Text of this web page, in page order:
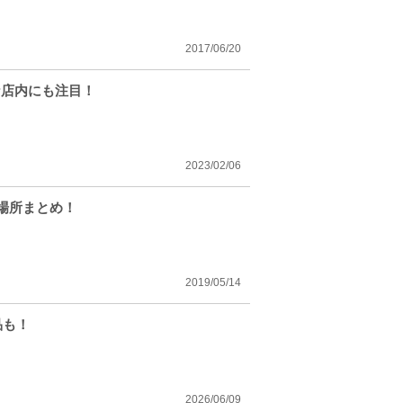
2017/06/20
内にも注目！
2023/02/06
所まとめ！
2019/05/14
！
2026/06/09